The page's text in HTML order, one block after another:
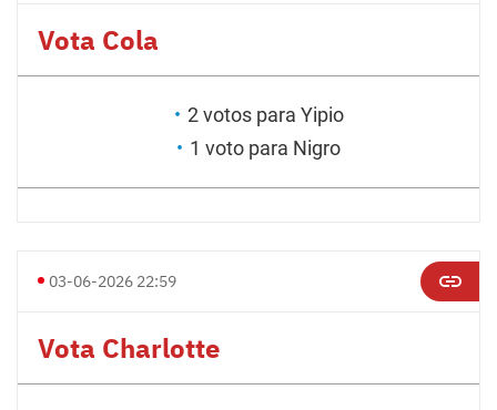
Vota Cola
2 votos para Yipio
1 voto para Nigro
03-06-2026 22:59
Vota Charlotte